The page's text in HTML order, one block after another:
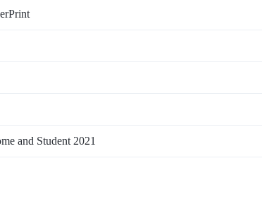
and Student 2021